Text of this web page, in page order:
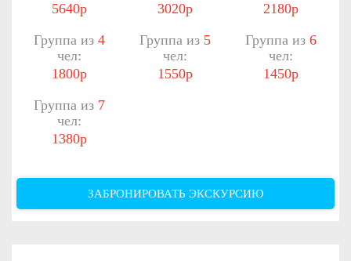
5640р
3020р
2180р
Группа из4
чел:
1800р
Группа из 5
чел:
1550р
Группа из6
чел:
1450р
Группа из 7
чел:
1380р
ЗАБРОНИРОВАТЬ ЭКСКУРСИЮ